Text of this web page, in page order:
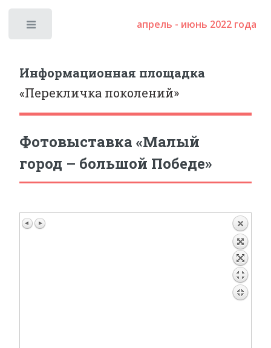
Информационная площадка
«Перекличка поколений»
апрель - июнь 2022 года
Фотовыставка «Малый
город – большой Победе»